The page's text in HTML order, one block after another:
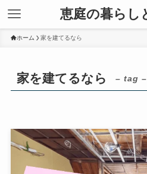
恵庭の暮らし
ホーム 家を建てるなら
家を建てるなら – tag –